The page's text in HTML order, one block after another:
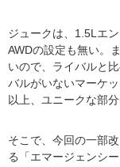
ジュークは、1.5Lエ
AWDの設定も無い。
いので、ライバルと
バルがいないマーケ
以上、ユニークな部
そこで、今回の一部
る「エマージェンシ